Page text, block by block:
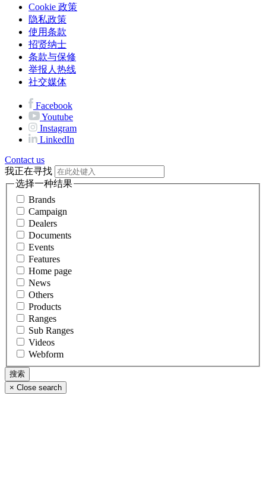
Cookie 政策
隐私政策
使用条款
招贤纳士
条款与保修
举报人热线
社交媒体
Facebook
Youtube
Instagram
LinkedIn
Contact us
我正在寻找
选择一种结果
Brands
Campaign
Dealers
Documents
Events
Features
Home page
News
Others
Products
Ranges
Sub Ranges
Videos
Webform
× Close search